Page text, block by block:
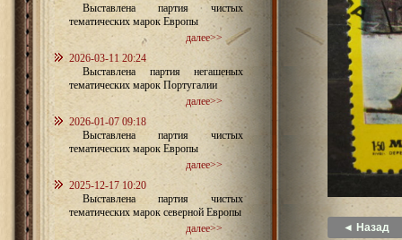
Выставлена партия чистых
тематических марок Европы
далее>>
2026-03-11 20:24
Выставлена партия негашеных
тематических марок Португалии
далее>>
2026-01-07 09:18
Выставлена партия чистых
тематических марок Европы
далее>>
2025-12-17 10:20
Выставлена партия чистых
тематических марок северной Европы
далее>>
◄ Назад